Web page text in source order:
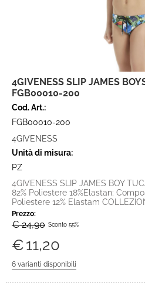
4GIVENESS SLIP JAMES
FGB00010-200
Cod. Art.:
FGB00010-200
4GIVENESS
Unità di misura:
PZ
4GIVENESS SLIP JAMES BOY
82% Poliestere 18%Elastan;
Poliestere 12% Elastam
Prezzo:
€ 24,90 Sconto 55%
€11,20